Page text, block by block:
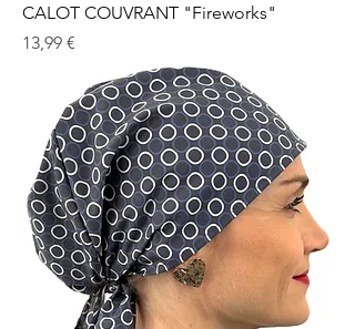
CALOT COUVRANT "Fireworks"
Prix
13,99 €